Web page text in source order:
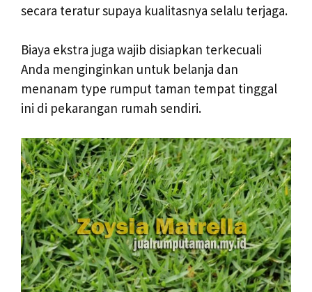
secara teratur supaya kualitasnya selalu terjaga.
Biaya ekstra juga wajib disiapkan terkecuali
Anda menginginkan untuk belanja dan
menanam type rumput taman tempat tinggal
ini di pekarangan rumah sendiri.